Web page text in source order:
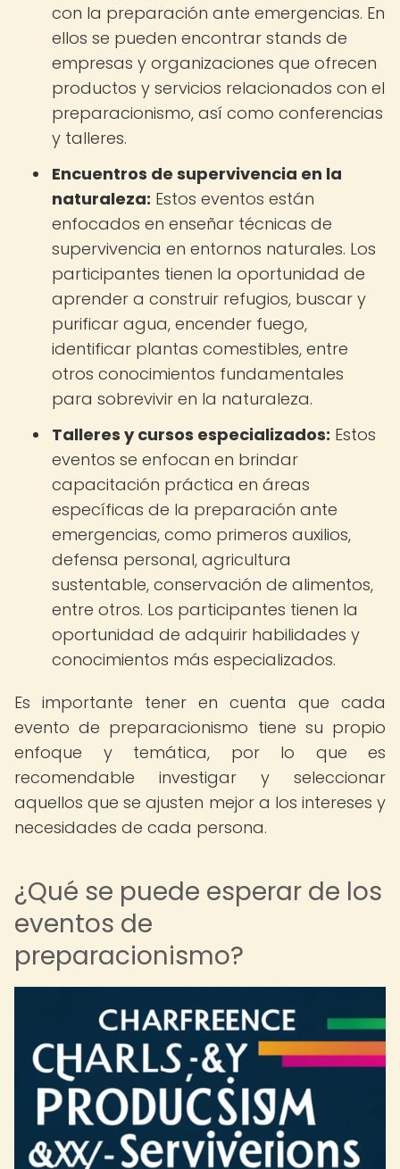
con la preparación ante emergencias. En
ellos se pueden encontrar stands de
empresas y organizaciones que ofrecen
productos y servicios relacionados con el
preparacionismo, así como conferencias
y talleres.
Encuentros de supervivencia en la
naturaleza: Estos eventos están
enfocados en enseñar técnicas de
supervivencia en entornos naturales. Los
participantes tienen la oportunidad de
aprender a construir refugios, buscar y
purificar agua, encender fuego,
identificar plantas comestibles, entre
otros conocimientos fundamentales
para sobrevivir en la naturaleza.
Talleres y cursos especializados: Estos
eventos se enfocan en brindar
capacitación práctica en áreas
específicas de la preparación ante
emergencias, como primeros auxilios,
defensa personal, agricultura
sustentable, conservación de alimentos,
entre otros. Los participantes tienen la
oportunidad de adquirir habilidades y
conocimientos más especializados.
Es importante tener en cuenta que cada
evento de preparacionismo tiene su propio
enfoque y temática, por lo que es
recomendable investigar y seleccionar
aquellos que se ajusten mejor a los intereses y
necesidades de cada persona.
¿Qué se puede esperar de los
eventos de
preparacionismo?